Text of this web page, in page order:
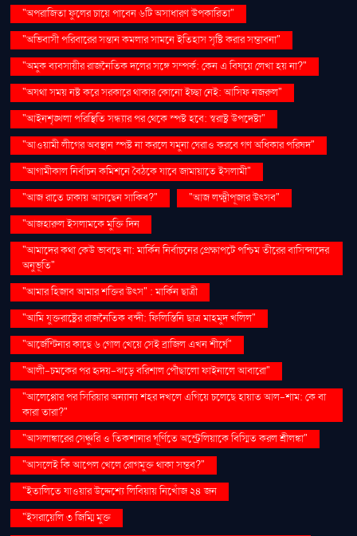
"অপরাজিতা ফুলের চায়ে পাবেন ৬টি অসাধারণ উপকারিতা"
"অভিবাসী পরিবারের সন্তান কমলার সামনে ইতিহাস সৃষ্টি করার সম্ভাবনা"
"অমুক ব্যবসায়ীর রাজনৈতিক দলের সঙ্গে সম্পর্ক: কেন এ বিষয়ে লেখা হয় না?"
"অযথা সময় নষ্ট করে সরকারে থাকার কোনো ইচ্ছা নেই: আসিফ নজরুল"
"আইনশৃঙ্খলা পরিস্থিতি সন্ধ্যার পর থেকে স্পষ্ট হবে: স্বরাষ্ট্র উপদেষ্টা"
"আওয়ামী লীগের অবস্থান স্পষ্ট না করলে যমুনা ঘেরাও করবে গণ অধিকার পরিষদ"
"আগামীকাল নির্বাচন কমিশনে বৈঠকে যাবে জামায়াতে ইসলামী"
"আজ রাতে ঢাকায় আসছেন সাকিব?"
"আজ লক্ষ্মীপূজার উৎসব"
"আজহারুল ইসলামকে মুক্তি দিন
"আমাদের কথা কেউ ভাবছে না: মার্কিন নির্বাচনের প্রেক্ষাপটে পশ্চিম তীরের বাসিন্দাদের
অনুভূতি"
"আমার হিজাব আমার শক্তির উৎস" : মার্কিন ছাত্রী
"আমি যুক্তরাষ্ট্রের রাজনৈতিক বন্দী: ফিলিস্তিনি ছাত্র মাহমুদ খলিল"
"আর্জেন্টিনার কাছে ৬ গোল খেয়ে সেই ব্রাজিল এখন শীর্ষে"
"আলী-চমকের পর হৃদয়-ঝড়ে বরিশাল পৌঁছালো ফাইনালে আবারো"
"আলেপ্পোর পর সিরিয়ার অন্যান্য শহর দখলে এগিয়ে চলেছে হায়াত আল-শাম: কে বা
কারা তারা?"
"আসলাঙ্কারের সেঞ্চুরি ও তিকশানার ঘূর্ণিতে অস্ট্রেলিয়াকে বিস্মিত করল শ্রীলঙ্কা"
"আসলেই কি আপেল খেলে রোগমুক্ত থাকা সম্ভব?"
"ইতালিতে যাওয়ার উদ্দেশ্যে লিবিয়ায় নিখোঁজ ২৪ জন
"ইসরায়েলি ৩ জিম্মি মুক্ত